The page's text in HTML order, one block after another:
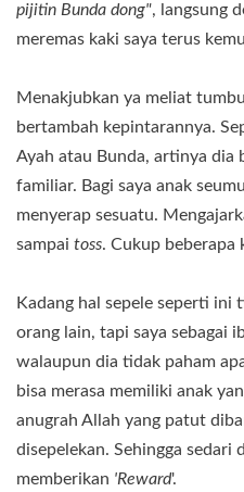
pijitin Bunda dong", langsung
meremas kaki saya terus
Menakjubkan ya meliat
bertambah kepintarannya.
Ayah atau Bunda, artinya dia
familiar. Bagi saya anak
menyerap sesuatu.
sampai toss. Cukup beberapa
Kadang hal sepele seperti
orang lain, tapi saya sebagai
walaupun dia tidak paham
bisa merasa memiliki anak
anugrah Allah yang patut
disepelekan. Sehingga sedari
memberikan 'Reward'.